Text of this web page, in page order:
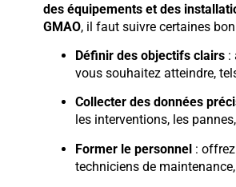
des équipements et des
GMAO, il faut suivre certaines
Définir des objectifs clairs:
vous souhaitez atteindre,
Collecter des données
les interventions, les
Former le personnel :
techniciens de